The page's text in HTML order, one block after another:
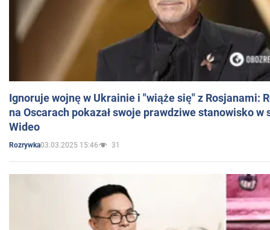
Ignoruje wojnę w Ukrainie i "wiąże się" z Rosjanami:
na Oscarach pokazał swoje prawdziwe stanowisko w
Wideo
Rozrywka03.03.2025 15:46 31